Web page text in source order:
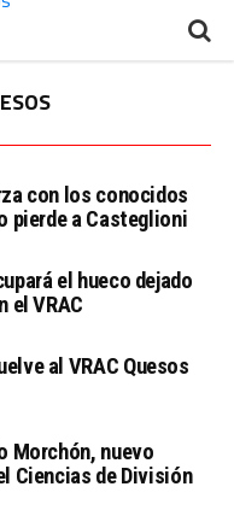
con los conocidos
pierde a Casteglioni
el hueco dejado
el VRAC
al VRAC Quesos
Morchón, nuevo
Ciencias de División